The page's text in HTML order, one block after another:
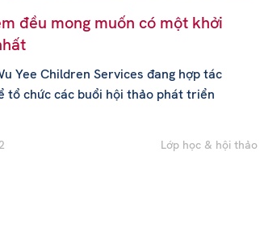
đều mong muốn có một khởi
Yee Children Services đang hợp tác
tổ chức các buổi hội thảo phát triển
Lớp học & hội thảo